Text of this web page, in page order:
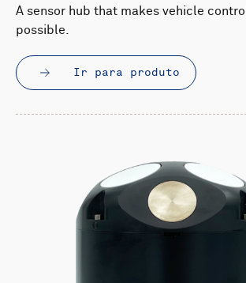
A sensor hub that makes vehicle
possible.
Ir para produto